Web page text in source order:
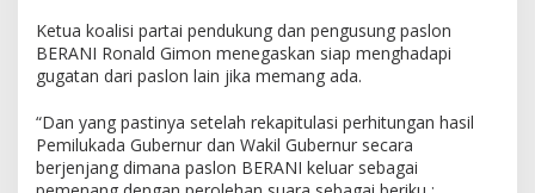
Ketua koalisi partai pendukung dan pengusung paslon
BERANI Ronald Gimon menegaskan siap menghadapi
gugatan dari paslon lain jika memang ada.
“Dan yang pastinya setelah rekapitulasi perhitungan hasil
Pemilukada Gubernur dan Wakil Gubernur secara
berjenjang dimana paslon BERANI keluar sebagai